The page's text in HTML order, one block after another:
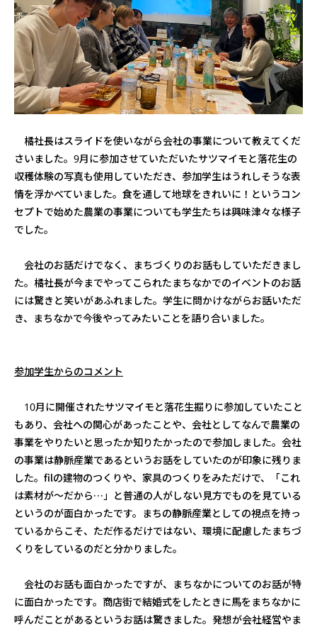
橘社長はスライドを使いながら会社の事業について教えてくだ
さいました。9月に参加させていただいたサツマイモと落花生の
収穫体験の写真も使用していただき、参加学生はうれしそうな表
情を浮かべていました。食を通して地球をきれいに！というコン
セプトで始めた農業の事業についても学生たちは興味津々な様子
でした。
会社のお話だけでなく、まちづくりのお話もしていただきまし
た。橘社長が今までやってこられたまちなかでのイベントのお話
には驚きと笑いがあふれました。学生に問かけながらお話いただ
き、まちなかで今後やってみたいことを語り合いました。
参加学生からのコメント
10月に開催されたサツマイモと落花生掘りに参加していたこと
もあり、会社への関心があったことや、会社としてなんで農業の
事業をやりたいと思ったか知りたかったので参加しました。会社
の事業は静脈産業であるというお話をしていたのが印象に残りま
した。filの建物のつくりや、家具のつくりをみただけで、「これ
は素材が～だから…」と普通の人がしない見方でものを見ている
というのが面白かったです。まちの静脈産業としての視点を持っ
ているからこそ、ただ作るだけではない、環境に配慮したまちづ
くりをしているのだと分かりました。
会社のお話も面白かったですが、まちなかについてのお話が特
に面白かったです。商店街で結婚式をしたときに馬をまちなかに
呼んだことがあるというお話は驚きました。発想が会社経営やま